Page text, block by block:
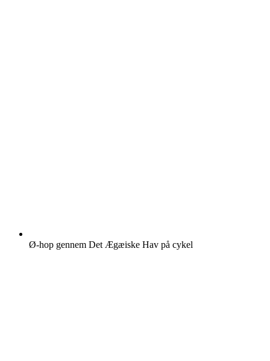
Ø-hop gennem Det Ægæiske Hav på cykel